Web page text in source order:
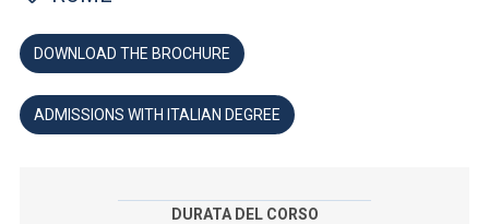
YOU ARE A FACULTY MEMBER OR STAFF MEMBER
ACCEDI A CLOUDMAIL
DOWNLOAD THE BROCHURE
ADMISSIONS WITH ITALIAN DEGREE
DURATA DEL CORSO